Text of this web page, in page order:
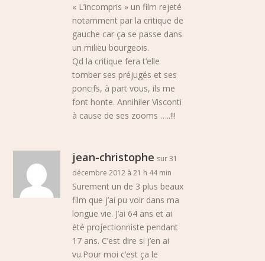
« L’incompris » un film rejeté
notamment par la critique de
gauche car ça se passe dans
un milieu bourgeois.
Qd la critique fera t’elle
tomber ses préjugés et ses
poncifs, à part vous, ils me
font honte. Annihiler Visconti
à cause de ses zooms …..!!!
jean-christophe sur 31
décembre 2012 à 21 h 44 min
Surement un de 3 plus beaux
film que j’ai pu voir dans ma
longue vie. J’ai 64 ans et ai
été projectionniste pendant
17 ans. C’est dire si j’en ai
vu.Pour moi c’est ça le